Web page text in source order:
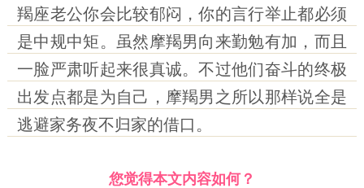
羯座老公你会比较郁闷，你的言行举止都必须
是中规中矩。虽然摩羯男向来勤勉有加，而且
一脸严肃听起来很真诚。不过他们奋斗的终极
出发点都是为自己，摩羯男之所以那样说全是
逃避家务夜不归家的借口。
您觉得本文内容如何？